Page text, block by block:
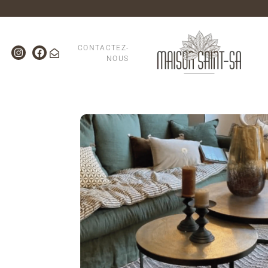
CONTACTEZ-
NOUS